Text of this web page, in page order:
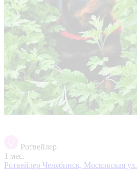
Ротвейлер
1 мес.
Ротвейлер Челябинск, Московская ул.